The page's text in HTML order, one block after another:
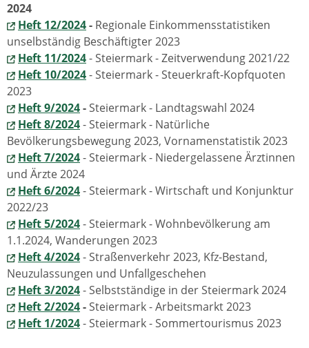
2024
Heft 12/2024- Regionale Einkommensstatistiken
unselbständig Beschäftigter 2023
Heft 11/2024- Steiermark - Zeitverwendung 2021/22
Heft 10/2024- Steiermark - Steuerkraft-Kopfquoten
2023
Heft 9/2024-Steiermark - Landtagswahl 2024
Heft 8/2024- Steiermark - Natürliche
Bevölkerungsbewegung 2023, Vornamenstatistik 2023
Heft 7/2024- Steiermark - Niedergelassene Ärztinnen
und Ärzte 2024
Heft 6/2024- Steiermark - Wirtschaft und Konjunktur
2022/23
Heft 5/2024- Steiermark - Wohnbevölkerung am
1.1.2024, Wanderungen 2023
Heft 4/2024- Straßenverkehr 2023, Kfz-Bestand,
Neuzulassungen und Unfallgeschehen
Heft 3/2024- Selbstständige in der Steiermark 2024
Heft 2/2024-Steiermark - Arbeitsmarkt 2023
Heft 1/2024- Steiermark - Sommertourismus 2023